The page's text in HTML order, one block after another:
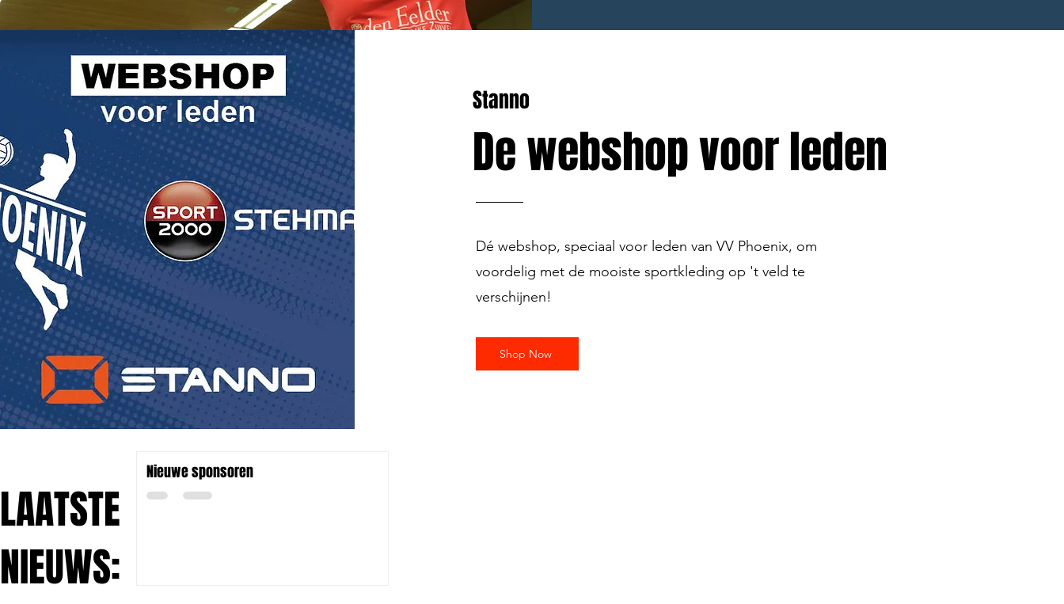
Stanno
De webshop voor leden
Dé webshop, speciaal voor leden van VV Phoenix, om
voordelig met de mooiste sportkleding op 't veld te
verschijnen!
Shop Now
NIEUWS:
Nieuwe sponsoren